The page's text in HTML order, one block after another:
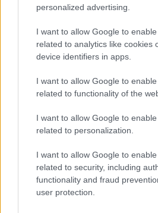
personalized advertising.
I want to allow Google to
related to analytics like cookies
device identifiers in apps.
I want to allow Google to
related to functionality of the
I want to allow Google to
related to personalization.
I want to allow Google to
related to security, including
functionality and fraud
user protection.
BEST OFINTERNET